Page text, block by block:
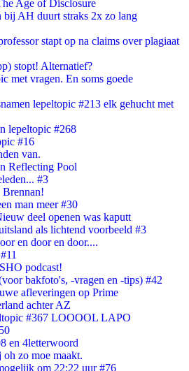
Age of Disclosure
bij AH duurt straks 2x zo lang
stapt op na claims over plagiaat
stopt! Alternatief?
met vragen. En soms goede
lepeltopic #213 elk gehucht met
lepeltopic #268
#16
van.
Reflecting Pool
#3
man meer #30
deel openen was kaputt
als lichtend voorbeeld #3
en door en door....
podcast!
bakfoto's, -vragen en -tips) #42
afleveringen op Prime
achter AZ
#367 LOOOOL LAPO
en 4letterwoord
oh zo moe maakt.
om 22:22 uur #76